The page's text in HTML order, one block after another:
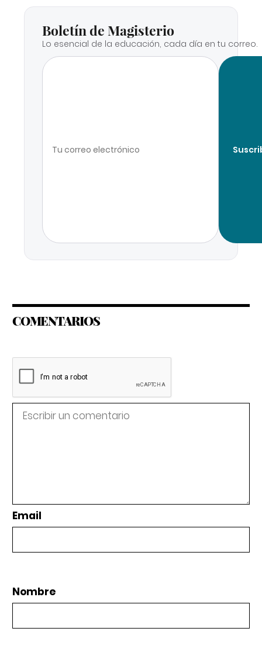
Boletín de Magisterio
Lo esencial de la educación, cada día en tu correo.
COMENTARIOS
Email
Nombre